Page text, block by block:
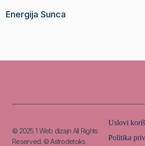
Energija Sunca
© 2025 1 Web dizajn All Rights
Reserved. © Astrodetoks
Uslovi
Politika